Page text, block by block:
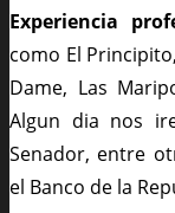
Experiencia
como El
Dame, Las
Algun dia nos
Senador, entre
el Banco de la